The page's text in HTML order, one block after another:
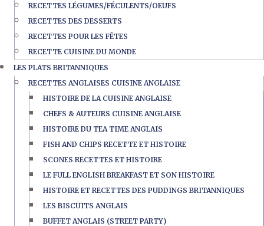
RECETTES LÉGUMES/FÉCULENTS/OEUFS
RECETTES DES DESSERTS
RECETTES POUR LES FÊTES
RECETTE CUISINE DU MONDE
LES PLATS BRITANNIQUES
RECETTES ANGLAISES CUISINE ANGLAISE
HISTOIRE DE LA CUISINE ANGLAISE
CHEFS & AUTEURS CUISINE ANGLAISE
HISTOIRE DU TEA TIME ANGLAIS
FISH AND CHIPS RECETTE ET HISTOIRE
SCONES RECETTES ET HISTOIRE
LE FULL ENGLISH BREAKFAST ET SON HISTOIRE
HISTOIRE ET RECETTES DES PUDDINGS BRITANNIQUES
LES BISCUITS ANGLAIS
BUFFET ANGLAIS (STREET PARTY)